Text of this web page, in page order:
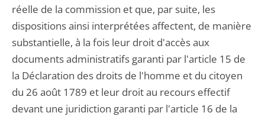
réelle de la commission et que, par suite, les
dispositions ainsi interprétées affectent, de manière
substantielle, à la fois leur droit d'accès aux
documents administratifs garanti par l'article 15 de
la Déclaration des droits de l'homme et du citoyen
du 26 août 1789 et leur droit au recours effectif
devant une juridiction garanti par l'article 16 de la